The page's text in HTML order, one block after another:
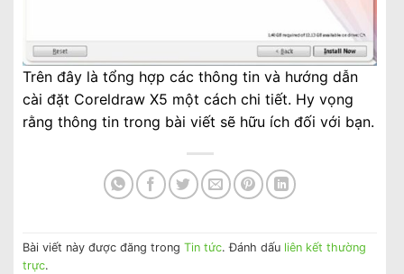
Trên đây là tổng hợp các thông tin và hướng dẫn
cài đặt Coreldraw X5 một cách chi tiết. Hy vọng
rằng thông tin trong bài viết sẽ hữu ích đối với bạn.
Bài viết này được đăng trong Tin tức. Đánh dấu liên kết thường
trực.